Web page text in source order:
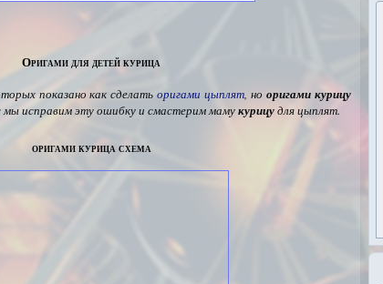
Оригами для детей курица
показано как сделатьоригами цыплят,нооригами курицу
исправим эту ошибку и смастерим мамукурицудля цыплят.
оригами курица схема